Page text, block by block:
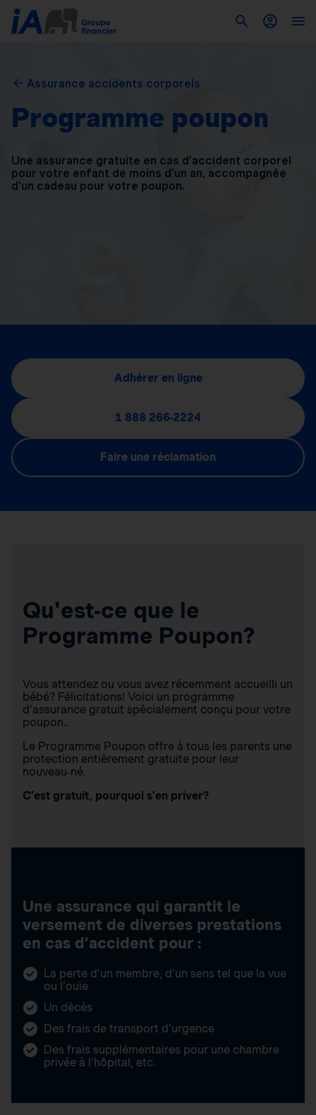
Assurance accidents corporels
Programme poupon
Une assurance gratuite en cas d’accident corporel
pour votre enfant de moins d’un an, accompagnée
d’un cadeau pour votre poupon.
Adhérer en ligne
1 888 266-2224
Faire une réclamation
Qu'est-ce que le
Programme Poupon?
Vous attendez ou vous avez récemment accueilli un
bébé? Félicitations! Voici un programme
d’assurance gratuit spécialement conçu pour votre
poupon..
Le Programme Poupon offre à tous les parents une
protection entièrement gratuite pour leur
nouveau‑né.
C’est gratuit, pourquoi s’en priver?
Une assurance qui garantit le
versement de diverses prestations
en cas d’accident pour :
La perte d’un membre, d’un sens tel que la vue
ou l’ouïe
Un décès
Des frais de transport d’urgence
Des frais supplémentaires pour une chambre
privée à l’hôpital, etc.